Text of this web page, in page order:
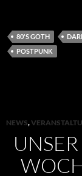
80'S GOTH
POSTPUNK
NEWS,